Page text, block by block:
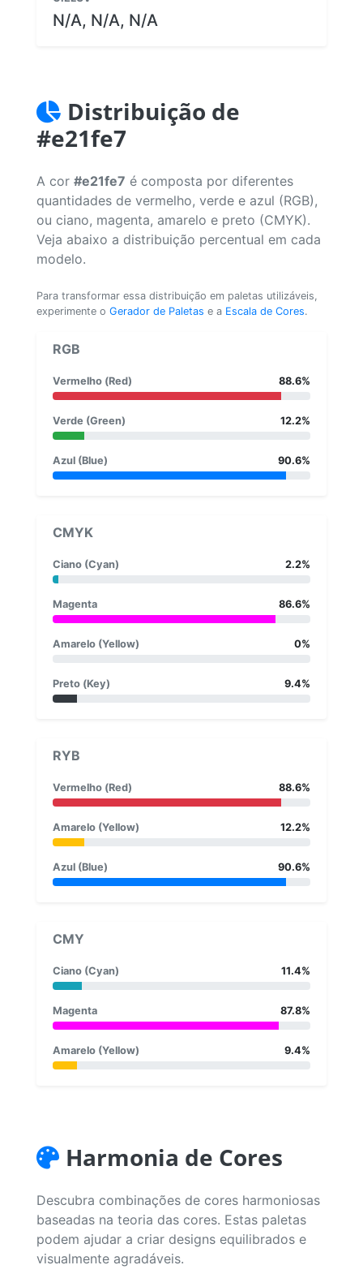
N/A, N/A, N/A
Distribuição de
#e21fe7
A cor #e21fe7 é composta por diferentes
quantidades de vermelho, verde e azul (RGB),
ou ciano, magenta, amarelo e preto (CMYK).
Veja abaixo a distribuição percentual em cada
modelo.
Para transformar essa distribuição em paletas utilizáveis,
experimente o Gerador de Paletas e a Escala de Cores.
RGB
Vermelho (Red) 88.6%
Verde (Green) 12.2%
Azul (Blue) 90.6%
CMYK
Ciano (Cyan) 2.2%
Magenta 86.6%
Amarelo (Yellow) 0%
Preto (Key) 9.4%
RYB
Vermelho (Red) 88.6%
Amarelo (Yellow) 12.2%
Azul (Blue) 90.6%
CMY
Ciano (Cyan) 11.4%
Magenta 87.8%
Amarelo (Yellow) 9.4%
Harmonia de Cores
Descubra combinações de cores harmoniosas
baseadas na teoria das cores. Estas paletas
podem ajudar a criar designs equilibrados e
visualmente agradáveis.